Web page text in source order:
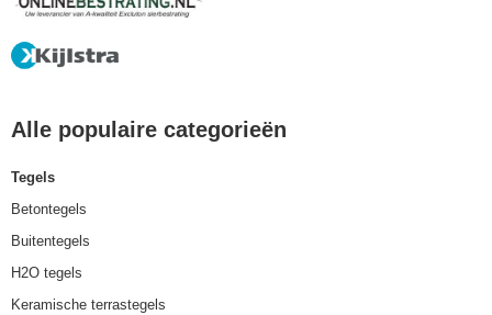
Alle populaire categorieën
Tegels
Betontegels
Buitentegels
H2O tegels
Keramische terrastegels